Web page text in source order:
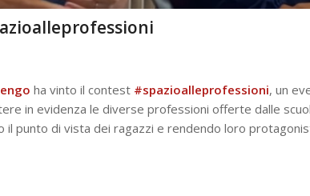
ha vinto il contest #spazioalleprofessioni, un
in evidenza le diverse professioni offerte dalle
punto di vista dei ragazzi e rendendo loro